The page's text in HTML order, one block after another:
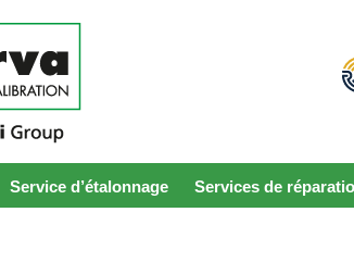
Service d’étalonnage Services de